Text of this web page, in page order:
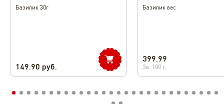
Базилик 30г
149.90 руб.
Базилик вес
399.99
За 100 г.